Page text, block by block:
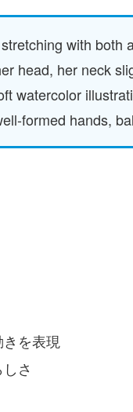
with both
head, her neck
watercolor
formed hands,
を表現
さ